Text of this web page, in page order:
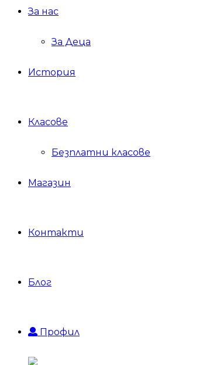
За нас
За Деца
История
Класове
Безплатни класове
Магазин
Контакти
Блог
Профил